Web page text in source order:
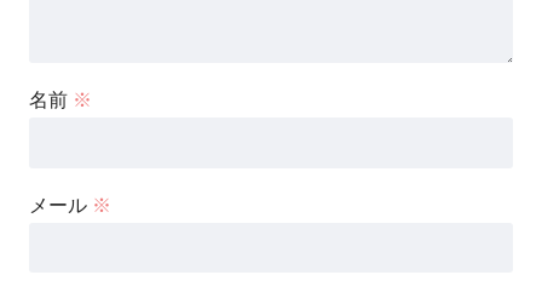
名前 ※
メール ※